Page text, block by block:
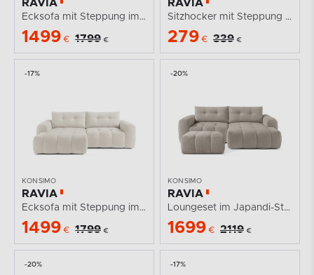
RAVIA
Ecksofa mit Steppung im Japandi-Boucle-Stil rechts...
1499 € 1799 €
RAVIA
Sitzhocker mit Steppung im Japandi-Stil Boucle...
279 € 339 €
-17%
KONSIMO
RAVIA
Ecksofa mit Steppung im Japandi-Boucle-Stil links weiß
1499 € 1799 €
-20%
KONSIMO
RAVIA
Loungeset im Japandi-Stil Boucle grau
1699 € 2119 €
-20% -17%